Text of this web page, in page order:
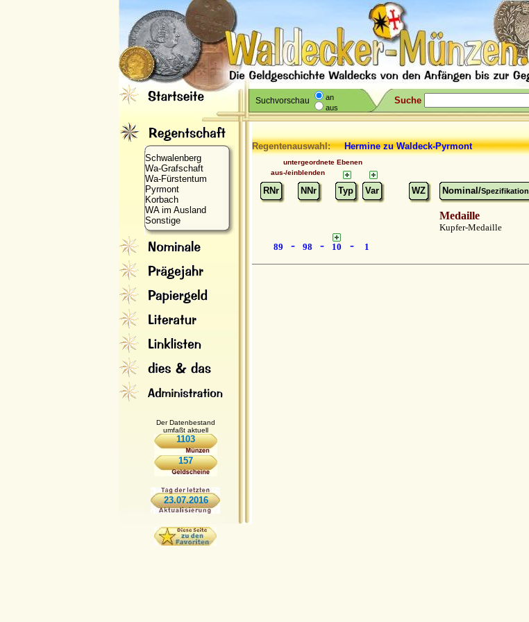
Suchvorschau
an
aus
Suche
Schwalenberg
Wa-Grafschaft
Wa-Fürstentum
Pyrmont
Korbach
WA im Ausland
Sonstige
Der Datenbestand
umfaßt aktuell
1103
157
23.07.2016
Regentenauswahl: Herminezu Waldeck-Pyrmont
untergeordnete Ebenen
aus-/einblenden
RNr NNr Typ Var WZ Nominal/Spezifikation
89 - 98 - 10 - 1
Medaille
Kupfer-Medaille